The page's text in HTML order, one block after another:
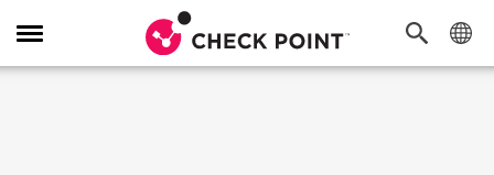
Alternar
navegación